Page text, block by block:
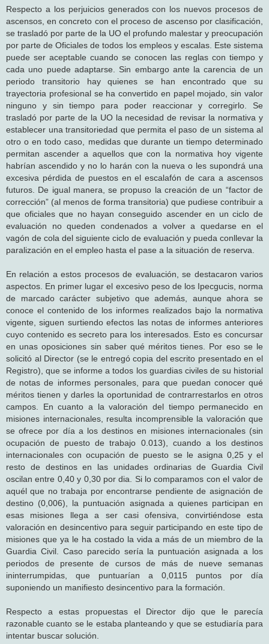
Respecto a los perjuicios generados con los nuevos procesos de
ascensos, en concreto con el proceso de ascenso por clasificación,
se trasladó por parte de la UO el profundo malestar y preocupación
por parte de Oficiales de todos los empleos y escalas. Este sistema
puede ser aceptable cuando se conocen las reglas con tiempo y
cada uno puede adaptarse. Sin embargo ante la carencia de un
periodo transitorio hay quienes se han encontrado que su
trayectoria profesional se ha convertido en papel mojado, sin valor
ninguno y sin tiempo para poder reaccionar y corregirlo. Se
trasladó por parte de la UO la necesidad de revisar la normativa y
establecer una transitoriedad que permita el paso de un sistema al
otro o en todo caso, medidas que durante un tiempo determinado
permitan ascender a aquellos que con la normativa hoy vigente
habrían ascendido y no lo harán con la nueva o les supondrá una
excesiva pérdida de puestos en el escalafón de cara a ascensos
futuros. De igual manera, se propuso la creación de un “factor de
corrección” (al menos de forma transitoria) que pudiese contribuir a
que oficiales que no hayan conseguido ascender en un ciclo de
evaluación no queden condenados a volver a quedarse en el
vagón de cola del siguiente ciclo de evaluación y pueda conllevar la
paralización en el empleo hasta el pase a la situación de reserva.
En relación a estos procesos de evaluación, se destacaron varios
aspectos. En primer lugar el excesivo peso de los Ipecgucis, norma
de marcado carácter subjetivo que además, aunque ahora se
conoce el contenido de los informes realizados bajo la normativa
vigente, siguen surtiendo efectos las notas de informes anteriores
cuyo contenido es secreto para los interesados. Esto es concursar
en unas oposiciones sin saber qué méritos tienes. Por eso se le
solicitó al Director (se le entregó copia del escrito presentado en el
Registro), que se informe a todos los guardias civiles de su historial
de notas de informes personales, para que puedan conocer qué
méritos tienen y darles la oportunidad de contrarrestarlos en otros
campos. En cuanto a la valoración del tiempo permanecido en
misiones internacionales, resulta incomprensible la valoración que
se ofrece por día a los destinos en misiones internacionales (sin
ocupación de puesto de trabajo 0.013), cuando a los destinos
internacionales con ocupación de puesto se le asigna 0,25 y el
resto de destinos en las unidades ordinarias de Guardia Civil
oscilan entre 0,40 y 0,30 por dia. Si lo comparamos con el valor de
aquél que no trabaja por encontrarse pendiente de asignación de
destino (0,006), la puntuación asignada a quienes participan en
esas misiones llega a ser casi ofensiva, convirtiéndose esta
valoración en desincentivo para seguir participando en este tipo de
misiones que ya le ha costado la vida a más de un miembro de la
Guardia Civil. Caso parecido sería la puntuación asignada a los
periodos de presente de cursos de más de nueve semanas
ininterrumpidas, que puntuarían a 0,0115 puntos por día
suponiendo un manifiesto desincentivo para la formación.
Respecto a estas propuestas el Director dijo que le parecía
razonable cuanto se le estaba planteando y que se estudiaría para
intentar buscar solución.